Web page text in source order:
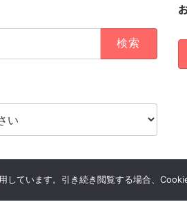
オフィシャルサイト All Rights Reserved.
ています。引き続き閲覧する場合、